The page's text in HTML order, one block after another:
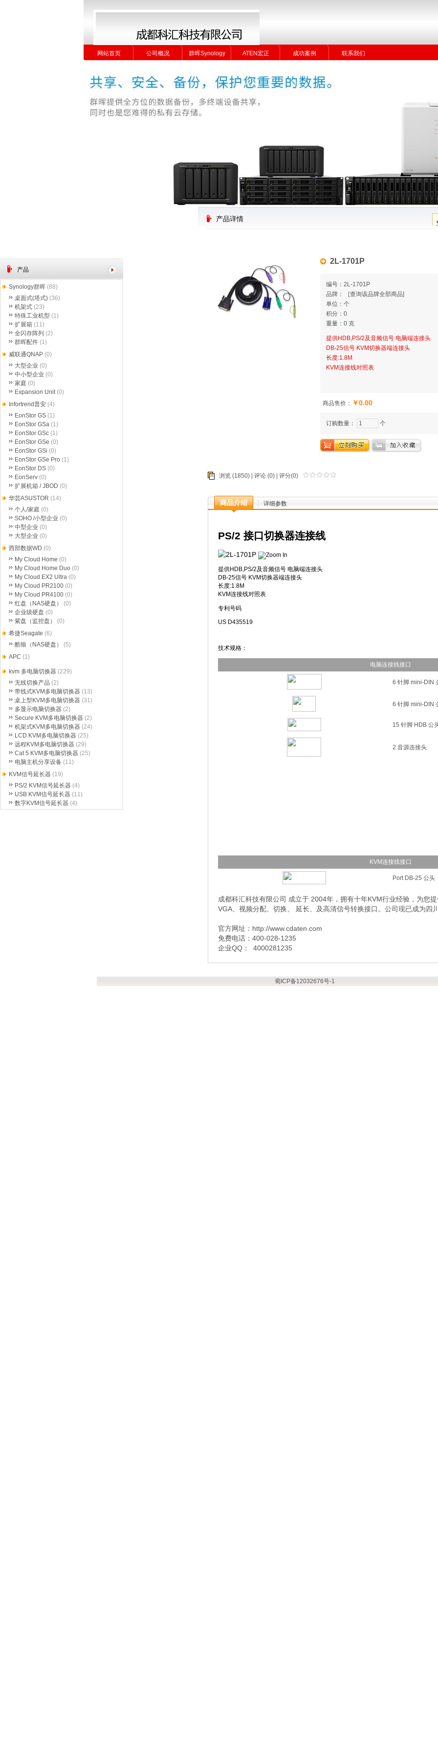
网站首页 公司概况 群晖Synology ATEN宏正 成功案例 联系我们
网站首页 公司概况 群晖Synology ATEN宏正 成功案例 联系我们
产品详情
2L-1701P
编号：2L-1701P
品牌：
[查询该品牌全部商品]
单位：个
积分：0
重量：0 克
提供HDB,PS/2及音频信号 电脑端连接头
DB-25信号 KVM切换器端连接头
长度:1.8M
KVM连接线对照表
商品售价： ￥0.00
订购数量： 个
浏览 (1850) | 评论 (0) | 评分(0)
商品介绍 详细参数
PS/2 接口切换器连接线
提供HDB,PS/2及音频信号 电脑端连接头
DB-25信号 KVM切换器端连接头
长度:1.8M
KVM连接线对照表
专利号码
US D435519
技术规格：
电脑连接线接口
6 针脚 mini-DIN
6 针脚 mini-DIN
15 针脚 HDB 公
2 音源连接头
KVM连接线接口
Port DB-25 公头
成都科汇科技有限公司 成立于 2004年，拥有十年KVM行业经验，为您
VGA、视频分配、切换、 延长、及高清信号转换接口。公司现已成为四
官方网址：http://www.cdaten.com
免费电话：400-028-1235
企业QQ： 4000281235
蜀ICP备12032676号-1
产品
Synology群晖 (88)
桌面式(塔式) (36)
机架式 (23)
特殊工业机型 (1)
扩展箱 (11)
全闪存阵列 (2)
群晖配件 (1)
威联通QNAP (0)
大型企业 (0)
中小型企业 (0)
家庭 (0)
Expansion Unit(0)
Infortrend普安 (4)
EonStor GS (1)
EonStor GSa (1)
EonStor GSc (1)
EonStor GSe (0)
EonStor GSi (0)
EonStor GSe Pro (1)
EonStor DS (0)
EonServ (0)
扩展机箱 / JBOD (0)
华芸ASUSTOR (14)
个人/家庭 (0)
SOHO /小型企业 (0)
中型企业 (0)
大型企业 (0)
西部数据WD (0)
My Cloud Home (0)
My Cloud Home Duo (0)
My Cloud EX2 Ultra (0)
My Cloud PR2100 (0)
My Cloud PR4100 (0)
红盘（NAS硬盘）
(0)
企业级硬盘 (0)
紫盘（监控盘）
(0)
希捷Seagate (6)
酷狼（NAS硬盘）
(5)
APC (1)
kvm 多电脑切换器 (229)
无线切换产品 (2)
带线式KVM多电脑切换器 (13)
桌上型KVM多电脑切换器 (31)
多显示电脑切换器 (2)
Secure KVM多电脑切换器 (2)
机架式KVM多电脑切换器 (24)
LCD KVM多电脑切换器 (25)
远程KVM多电脑切换器 (29)
Cat 5 KVM多电脑切换器 (25)
电脑主机分享设备 (11)
KVM信号延长器 (19)
PS/2 KVM信号延长器 (4)
USB KVM信号延长器 (11)
数字KVM信号延长器 (4)